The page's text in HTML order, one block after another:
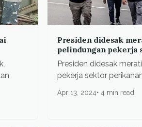
Presiden didesak
pelindungan pekerja
Presiden didesak
pekerja sektor
Apr 13, 2024 4 min read